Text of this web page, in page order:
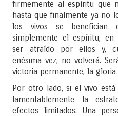
firmemente al espíritu que
hasta que finalmente ya no
los vivos se benefician
simplemente el espíritu,
ser atraído por ellos y,
enésima vez, no volverá.
victoria permanente, la gloria
Por otro lado, si el vivo
lamentablemente la
efectos limitados. Una